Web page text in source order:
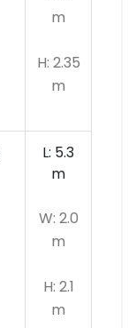
m
H: 2.35
m
L: 5.3
m
W: 2.0
m
H: 2.1
m